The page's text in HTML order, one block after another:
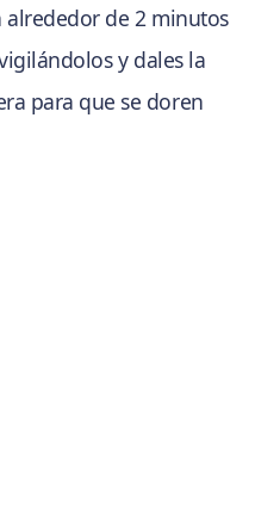
de 2 minutos
y dales la
para que se doren